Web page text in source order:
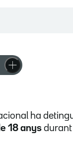
ha
18 anys durant